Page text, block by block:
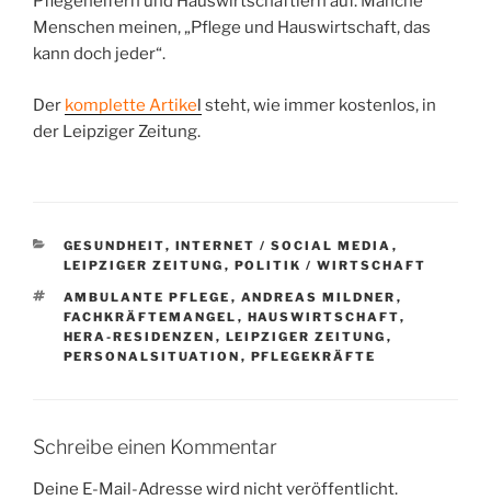
Menschen meinen, „Pflege und Hauswirtschaft, das
kann doch jeder“.
Der komplette Artikel steht, wie immer kostenlos, in
der Leipziger Zeitung.
KATEGORIEN
GESUNDHEIT, INTERNET / SOCIAL MEDIA ,
LEIPZIGER ZEITUNG , POLITIK / WIRTSCHAFT
SCHLAGWÖRTER
AMBULANTE PFLEGE , ANDREAS MILDNER ,
FACHKRÄFTEMANGEL , HAUSWIRTSCHAFT,
HERA-RESIDENZEN , LEIPZIGER ZEITUNG ,
PERSONALSITUATION , PFLEGEKRÄFTE
Schreibe einen Kommentar
Deine E-Mail-Adresse wird nicht veröffentlicht.